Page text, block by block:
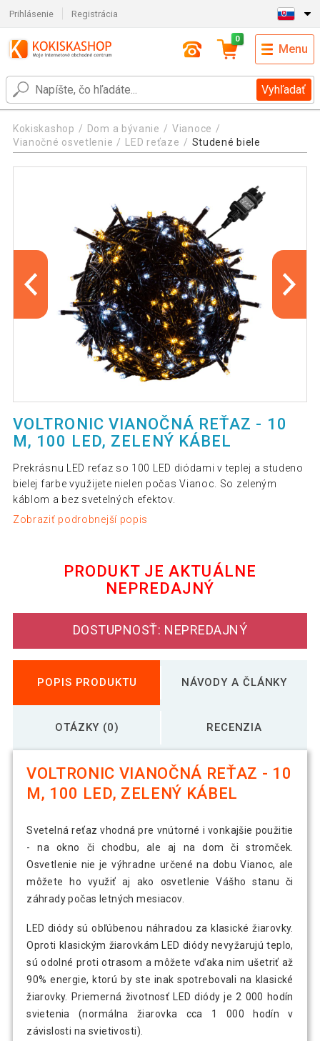
Prihlásenie Registrácia
Vyhľadať
0
Menu
Kokiskashop Dom a bývanie
Vianoce
Vianočné osvetlenie
LED reťaze Studené biele
VOLTRONIC VIANOČNÁ REŤAZ - 10
M, 100 LED, ZELENÝ KÁBEL
Prekrásnu LED reťaz so 100 LED diódami v teplej a studeno
bielej farbe využijete nielen počas Vianoc. So zeleným
káblom a bez svetelných efektov.
Zobraziť podrobnejší popis
PRODUKT JE AKTUÁLNE
NEPREDAJNÝ
DOSTUPNOSŤ: NEPREDAJNÝ
POPIS PRODUKTU NÁVODY A ČLÁNKY
OTÁZKY (0) RECENZIA
VOLTRONIC VIANOČNÁ REŤAZ - 10
M, 100 LED, ZELENÝ KÁBEL
Svetelná reťaz vhodná pre vnútorné i vonkajšie použitie
- na okno či chodbu, ale aj na dom či stromček.
Osvetlenie nie je výhradne určené na dobu Vianoc, ale
môžete ho využiť aj ako osvetlenie Vášho stanu či
záhrady počas letných mesiacov.
LED diódy sú obľúbenou náhradou za klasické žiarovky.
Oproti klasickým žiarovkám LED diódy nevyžarujú teplo,
sú odolné proti otrasom a môžete vďaka nim ušetriť až
90% energie, ktorú by ste inak spotrebovali na klasické
žiarovky. Priemerná životnosť LED diódy je 2 000 hodín
svietenia (normálna žiarovka cca 1 000 hodín v
závislosti na svietivosti).